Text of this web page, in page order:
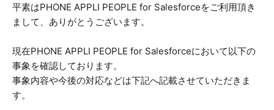
平素はPHONE APPLI PEOPLE for Salesforceをご利用頂き
まして、ありがとうございます。
現在PHONE APPLI PEOPLE for Salesforceにおいて以下の
事象を確認しております。
事象内容や今後の対応などは下記へ記載させていただきま
す。